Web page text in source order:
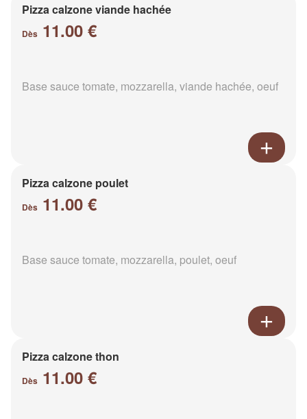
Pizza calzone viande hachée
Dès 11.00 €
Base sauce tomate, mozzarella, viande hachée, oeuf
Pizza calzone poulet
Dès 11.00 €
Base sauce tomate, mozzarella, poulet, oeuf
Pizza calzone thon
Dès 11.00 €